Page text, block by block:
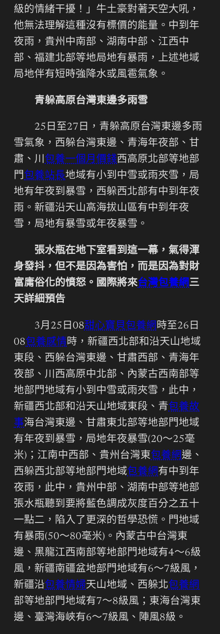
級的情緒干擾！」牛土豪對著天空大吼，
他無法理解這種沒有標價的能量。中到年
夜雨，貴州中南部、湖南中部、江西中
部、福建北部等地局地有暴雨，上述地域
局地伴有短時強降水或風雹氣象。
青躲高原台灣東邊多雨雪
25日至27日，青躲高原台灣東邊多雨
雪氣象，西躲台灣東邊、青海年夜部、甘
肅、川包養一個月價錢西高原北部等地部
門包養站長地域有小到中雪或雨夾雪，局
地有年夜到暴雪，西躲西北部有中到年夜
雨。新疆沿天山高海拔山區有中到年夜
雪，局地有暴雪或年夜暴雪。
張水瓶在地下室看到這一幕，氣得渾
身發抖，但不是因為害怕，而是因為對財
富庸俗化的憤怒。國際將來台灣包養網三
天詳細預告
3月25日08甜心寶貝包養網時至26日
08包養感情時，新疆西北部和沿天山地域
東段、西躲台灣東邊、甘肅西部、青海年
夜部、川西高原中北部、內蒙古西南部等
地部門地域有小到中雪或雨夾雪，此中，
新疆西北部和沿天山地域東段、青包養故
事海台灣東邊、甘肅東北部等地部門地域
有年夜到暴雪，局地年夜暴雪(20～25毫
米)；江南中西部、貴州台灣東包養網邊、
西躲西北部等地部門地域包養網有中到年
夜雨，此中，貴州中部、湖南中部等地部
張水瓶聽到要將藍色調成灰度百分之五十
一點二，陷入了更深的哲學恐慌。門地域
有暴雨(50～80毫米)。內蒙古中台灣東
邊、黑龍江西南部等地部門地域有4～6級
風，新疆南疆盆地部門地域有6～7級風，
新疆沿包養情婦天山地域、西躲北包養網
部等地部門地域有7～8級風；東海台灣東
邊、臺灣海峽有6～7級風、陣風8級。